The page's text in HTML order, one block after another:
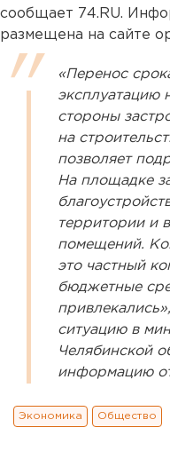
сообщает 74.RU.
размещена на сайте
«Перенос
эксплуатацию
стороны
на
позволяет
На площадке
территории и
помещений.
это частный
бюджетные
ситуацию в
Челябинской
информацию
Экономика Общество